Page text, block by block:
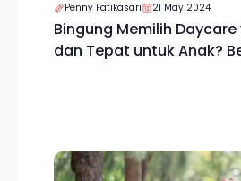
Penny Fatikasari 21 May 2024
Bingung Memilih
dan Tepat untuk Anak?